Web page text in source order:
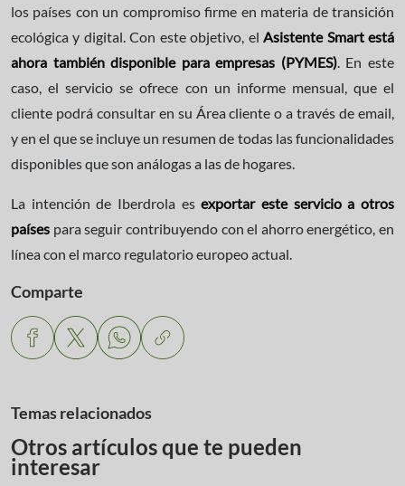
los países con un compromiso firme en materia de transición
ecológica y digital. Con este objetivo, elAsistente Smart está
ahora también disponible para empresas (PYMES). En este
caso, el servicio se ofrece con un informe mensual, que el
cliente podrá consultar en su Área cliente o a través de email,
y en el que se incluye un resumen de todas las funcionalidades
disponibles que son análogas a las de hogares.
La intención de Iberdrola esexportar este servicio a otros
países para seguir contribuyendo con el ahorro energético, en
línea con el marco regulatorio europeo actual.
Comparte
Temas relacionados
Otros artículos que te pueden
interesar